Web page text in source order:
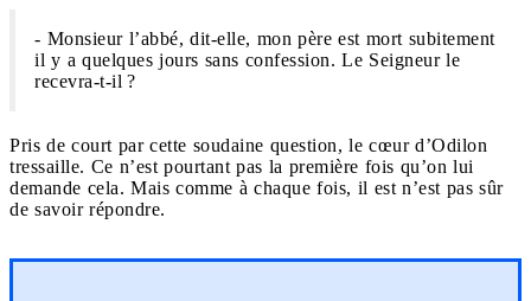
- Monsieur l’abbé, dit-elle, mon père est mort subitement
il y a quelques jours sans confession. Le Seigneur le
recevra-t-il ?
Pris de court par cette soudaine question, le cœur d’Odilon
tressaille. Ce n’est pourtant pas la première fois qu’on lui
demande cela. Mais comme à chaque fois, il est n’est pas sûr
de savoir répondre.